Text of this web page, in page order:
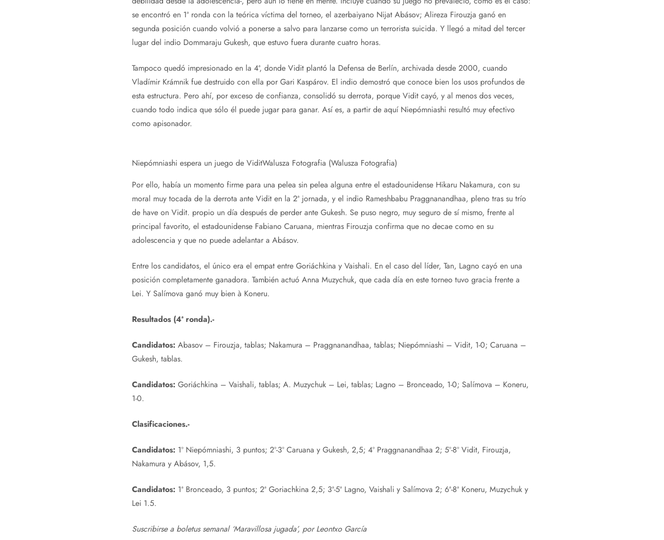
se encontró en 1ª ronda con la teórica víctima del torneo, el azerbaiyano Nijat Abásov; Alireza Firouzja ganó en
segunda posición cuando volvió a ponerse a salvo para lanzarse como un terrorista suicida. Y llegó a mitad del tercer
lugar del indio Dommaraju Gukesh, que estuvo fuera durante cuatro horas.
Tampoco quedó impresionado en la 4ª, donde Vidit plantó la Defensa de Berlín, archivada desde 2000, cuando
Vladímir Krámnik fue destruido con ella por Gari Kaspárov. El indio demostró que conoce bien los usos profundos de
esta estructura. Pero ahí, por exceso de confianza, consolidó su derrota, porque Vidit cayó, y al menos dos veces,
cuando todo indica que sólo él puede jugar para ganar. Así es, a partir de aquí Niepómniashi resultó muy efectivo
como apisonador.
Niepómniashi espera un juego de ViditWalusza Fotografia (Walusza Fotografia)
Por ello, había un momento firme para una pelea sin pelea alguna entre el estadounidense Hikaru Nakamura, con su
moral muy tocada de la derrota ante Vidit en la 2ª jornada, y el indio Rameshbabu Praggnanandhaa, pleno tras su trío
de have on Vidit. propio un día después de perder ante Gukesh. Se puso negro, muy seguro de sí mismo, frente al
principal favorito, el estadounidense Fabiano Caruana, mientras Firouzja confirma que no decae como en su
adolescencia y que no puede adelantar a Abásov.
Entre los candidatos, el único era el empat entre Goriáchkina y Vaishali. En el caso del líder, Tan, Lagno cayó en una
posición completamente ganadora. También actuó Anna Muzychuk, que cada día en este torneo tuvo gracia frente a
Lei. Y Salímova ganó muy bien à Koneru.
Resultados (4ª ronda).-
Candidatos: Abasov – Firouzja, tablas; Nakamura – Praggnanandhaa, tablas; Niepómniashi – Vidit, 1-0; Caruana –
Gukesh, tablas.
Candidatos: Goriáchkina – Vaishali, tablas; A. Muzychuk – Lei, tablas; Lagno – Bronceado, 1-0; Salímova – Koneru,
1-0.
Clasificaciones.-
Candidatos: 1º Niepómniashi, 3 puntos; 2º-3º Caruana y Gukesh, 2,5; 4º Praggnanandhaa 2; 5º-8º Vidit, Firouzja,
Nakamura y Abásov, 1,5.
Candidatos: 1ª Bronceado, 3 puntos; 2ª Goriachkina 2,5; 3ª-5ª Lagno, Vaishali y Salímova 2; 6ª-8ª Koneru, Muzychuk y
Lei 1.5.
Suscribirse a boletus semanal ‘Maravillosa jugada’, por Leontxo García